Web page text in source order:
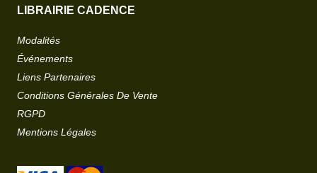
LIBRAIRIE CADENCE
Modalités
Événements
Liens Partenaires
Conditions Générales De Vente
RGPD
Mentions Légales